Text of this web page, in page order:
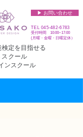
▶︎ お問い合わせ
TEL045-482-6783
受付時間 10:00~17:00​​​
(​月曜・金曜・日曜定休）
定を目指せる
スクール
ンスクール